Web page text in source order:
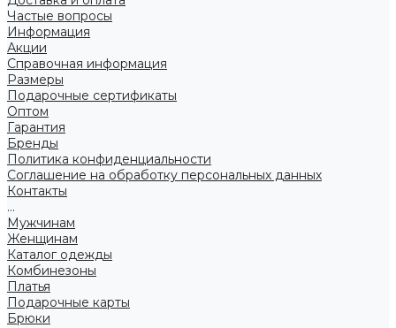
Частые вопросы
Информация
Акции
Справочная информация
Размеры
Подарочные сертификаты
Оптом
Гарантия
Бренды
Политика конфиденциальности
Соглашение на обработку персональных данных
Контакты
...
Мужчинам
Женщинам
Каталог одежды
Комбинезоны
Платья
Подарочные карты
Брюки